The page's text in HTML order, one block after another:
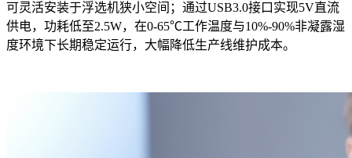
可灵活安装于浮选机狭小空间；通过USB3.0接口实现5V直流
供电，功耗低至2.5W，在0-65℃工作温度与10%-90%非凝露湿
度环境下长期稳定运行，大幅降低生产线维护成本。